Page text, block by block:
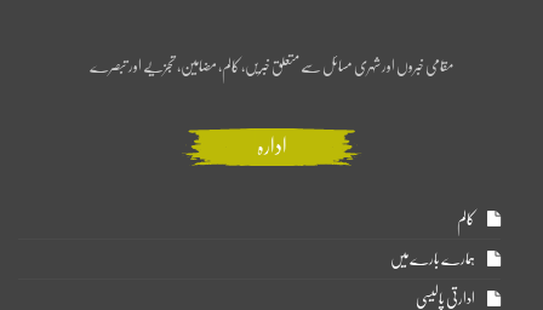
مقامی خبروں اور شہری مسائل سے متعلق خبریں، کالم، مضامین، تجزیے اور تبصرے
ادارہ
کالم
ہمارے بارے میں
ادارتی پالیسی